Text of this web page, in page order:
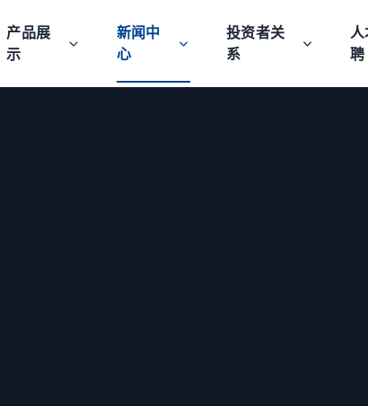
产品展
示
新闻中
心
投资者关
系
人
聘